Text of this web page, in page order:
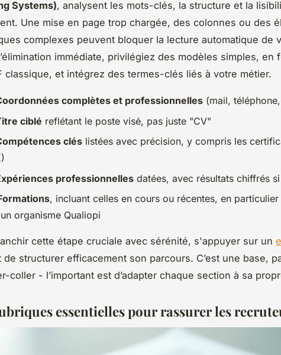
Systems), analysent les mots-clés, la structure et la
Une mise en page trop chargée, des colonnes ou des
complexes peuvent bloquer la lecture automatique de
immédiate, privilégiez des modèles simples, en
classique, et intégrez des termes-clés liés à votre métier.
complètes et professionnelles (mail,
ciblé reflétant le poste visé, pas juste "CV"
clés listées avec précision, y compris les
professionnelles datées, avec résultats chiffrés
, incluant celles en cours ou récentes, en
organisme Qualiopi
cette étape cruciale avec sérénité, s'appuyer sur un
de structurer efficacement son parcours. C’est une base,
coller - l’important est d’adapter chaque section à sa
essentielles pour rassurer les